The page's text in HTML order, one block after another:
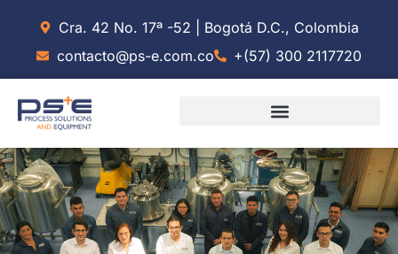
Cra. 42 No. 17ª -52 | Bogotá D.C., Colombia
contacto@ps-e.com.co
+(57) 300 2117720